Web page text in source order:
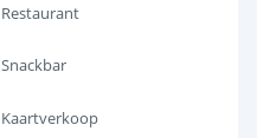
Restaurant
Snackbar
Kaartverkoop